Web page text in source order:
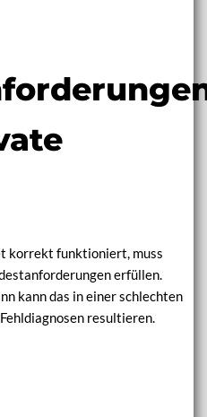
korrekt funktioniert, muss
erfüllen.
kann das in einer schlechten
resultieren.